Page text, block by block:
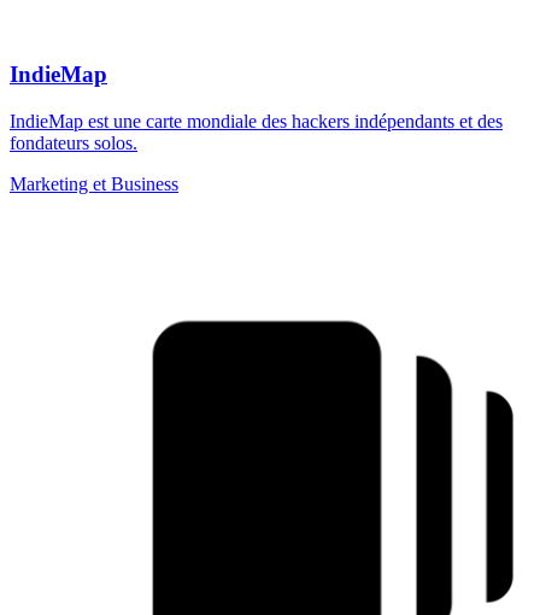
IndieMap
IndieMap est une carte mondiale des hackers indépendants et des
fondateurs solos.
Marketing et Business